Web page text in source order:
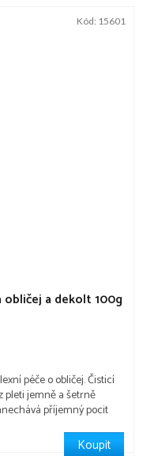
a dekolt 100g
Koupit
péče o obličej. Čisticí
pleti jemně a šetrně
příjemný pocit
Kód: 15601